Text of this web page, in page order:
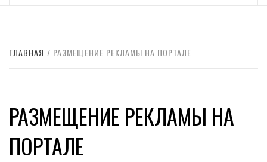
ГЛАВНАЯ РАЗМЕЩЕНИЕ РЕКЛАМЫ НА ПОРТАЛЕ
РАЗМЕЩЕНИЕ РЕКЛАМЫ НА
ПОРТАЛЕ